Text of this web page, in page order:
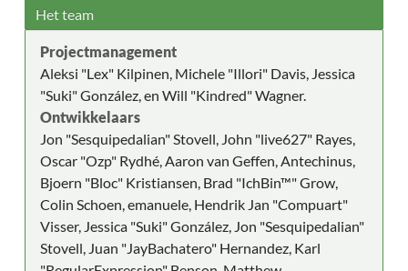
Het team
Projectmanagement
Aleksi "Lex" Kilpinen, Michele "Illori" Davis, Jessica
"Suki" González, en Will "Kindred" Wagner.
Ontwikkelaars
Jon "Sesquipedalian" Stovell, John "live627" Rayes,
Oscar "Ozp" Rydhé, Aaron van Geffen, Antechinus,
Bjoern "Bloc" Kristiansen, Brad "IchBin™" Grow,
Colin Schoen, emanuele, Hendrik Jan "Compuart"
Visser, Jessica "Suki" González, Jon "Sesquipedalian"
Stovell, Juan "JayBachatero" Hernandez, Karl